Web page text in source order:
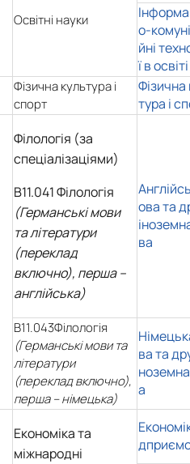
Освітні науки
о-
йні
ї в освіті
Фізична культура і
спорт
Фізична
тура і
Філологія (за
спеціалізаціями)
В11.041 Філологія
(Германські мови
та літератури
(переклад
включно), перша –
англійська)
ова та
ва
В11.043Філологія
(Германські мови та
літератури
(переклад включно),
перша – німецька)
ва та
а
Економіка та
міжнародні